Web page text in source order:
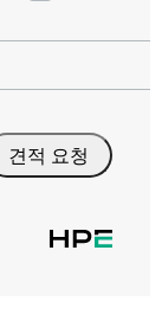
견적 요청